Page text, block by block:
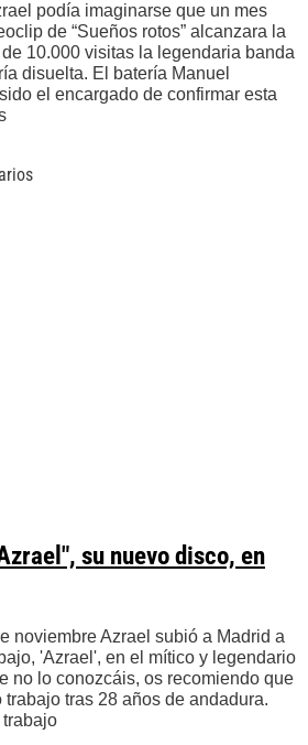
podía imaginarse que un mes
de “Sueños rotos” alcanzara la
10.000 visitas la legendaria banda
disuelta. El batería Manuel
el encargado de confirmar esta
su nuevo disco, en
noviembre Azrael subió a Madrid a
'Azrael', en el mítico y legendario
no lo conozcáis, os recomiendo que
tras 28 años de andadura.